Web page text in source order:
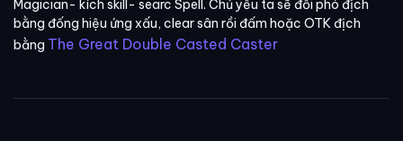
Magician- kích skill- searc Spell. Chủ yếu ta sẽ đối phó địch
bằng đống hiệu ứng xấu, clear sân rồi đấm hoặc OTK địch
bằng The Great Double Casted Caster